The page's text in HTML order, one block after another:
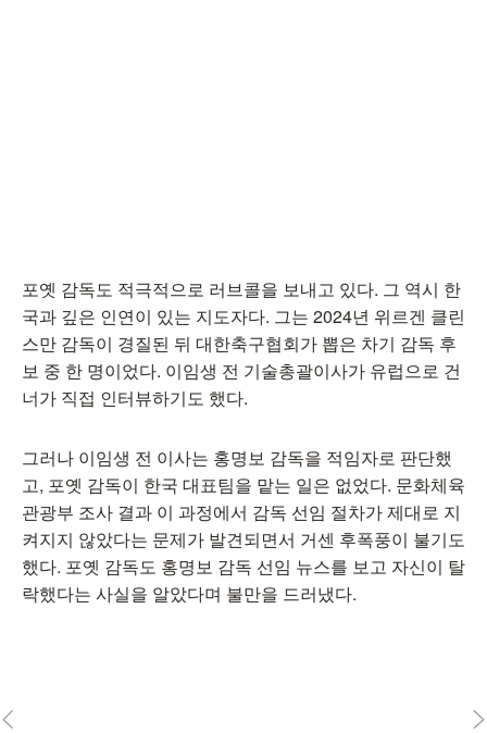
포옛 감독도 적극적으로 러브콜을 보내고 있다. 그 역시 한
국과 깊은 인연이 있는 지도자다. 그는 2024년 위르겐 클린
스만 감독이 경질된 뒤 대한축구협회가 뽑은 차기 감독 후
보 중 한 명이었다. 이임생 전 기술총괄이사가 유럽으로 건
너가 직접 인터뷰하기도 했다.
그러나 이임생 전 이사는 홍명보 감독을 적임자로 판단했
고, 포옛 감독이 한국 대표팀을 맡는 일은 없었다. 문화체육
관광부 조사 결과 이 과정에서 감독 선임 절차가 제대로 지
켜지지 않았다는 문제가 발견되면서 거센 후폭풍이 불기도
했다. 포옛 감독도 홍명보 감독 선임 뉴스를 보고 자신이 탈
락했다는 사실을 알았다며 불만을 드러냈다.